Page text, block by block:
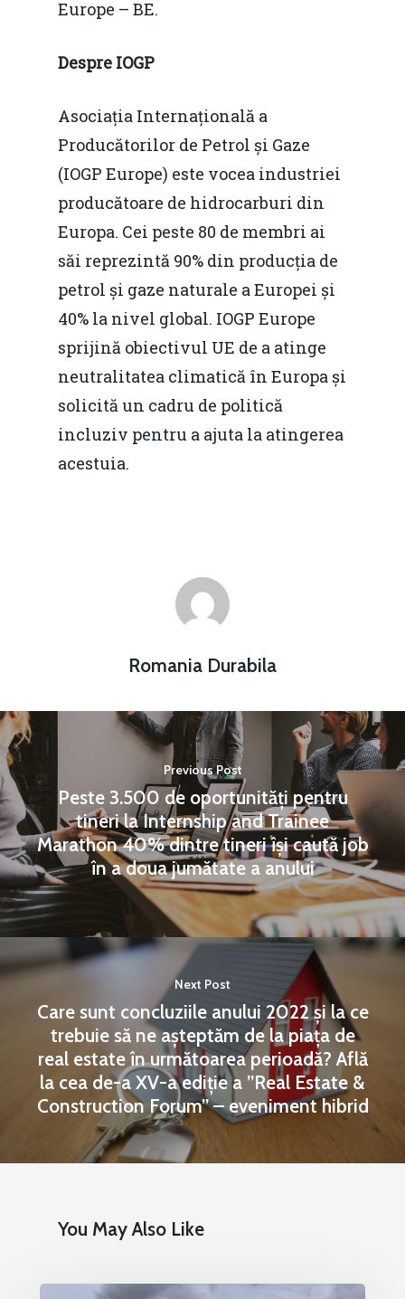
Europe – BE.
Despre IOGP
Asociația Internațională a
Producătorilor de Petrol și Gaze
(IOGP Europe) este vocea industriei
producătoare de hidrocarburi din
Europa. Cei peste 80 de membri ai
săi reprezintă 90% din producția de
petrol și gaze naturale a Europei și
40% la nivel global. IOGP Europe
sprijină obiectivul UE de a atinge
neutralitatea climatică în Europa și
solicită un cadru de politică
incluziv pentru a ajuta la atingerea
acestuia.
Romania Durabila
Previous Post
Peste 3.500 de oportunități pentru
tineri la Internship and Trainee
Marathon 40% dintre tineri își caută job
în a doua jumătate a anului
Next Post
Care sunt concluziile anului 2022 și la ce
trebuie să ne așteptăm de la piața de
real estate în următoarea perioadă? Află
la cea de-a XV-a ediție a ”Real Estate &
Construction Forum” – eveniment hibrid
You May Also Like